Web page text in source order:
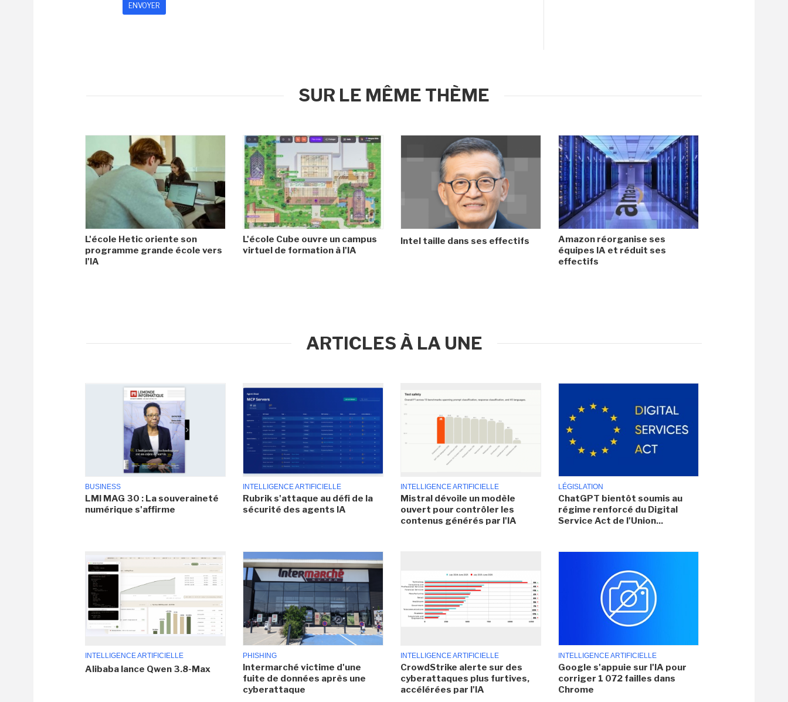
SUR LE MÊME THÈME
L'école Hetic oriente son
programme grande école vers
l'IA
L'école Cube ouvre un campus
virtuel de formation à l'IA
Intel taille dans ses effectifs
Amazon réorganise ses
équipes IA et réduit ses
effectifs
ARTICLES À LA UNE
BUSINESS
LMI MAG 30 : La souveraineté
numérique s'affirme
INTELLIGENCE ARTIFICIELLE
Rubrik s'attaque au défi de la
sécurité des agents IA
INTELLIGENCE ARTIFICIELLE
Mistral dévoile un modèle
ouvert pour contrôler les
contenus générés par l'IA
LÉGISLATION
ChatGPT bientôt soumis au
régime renforcé du Digital
Service Act de l'Union...
INTELLIGENCE ARTIFICIELLE
Alibaba lance Qwen 3.8-Max
PHISHING
Intermarché victime d'une
fuite de données après une
cyberattaque
INTELLIGENCE ARTIFICIELLE
CrowdStrike alerte sur des
cyberattaques plus furtives,
accélérées par l'IA
INTELLIGENCE ARTIFICIELLE
Google s'appuie sur l'IA pour
corriger 1 072 failles dans
Chrome